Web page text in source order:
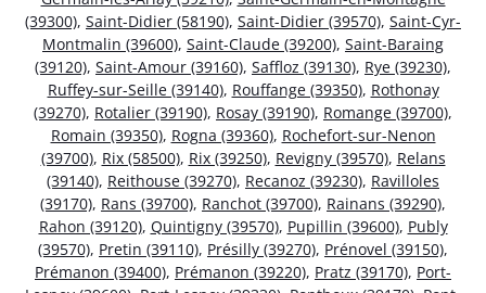
(39300), Saint-Didier (58190), Saint-Didier (39570), Saint-Cyr-
Montmalin (39600), Saint-Claude (39200), Saint-Baraing
(39120), Saint-Amour (39160), Saffloz (39130), Rye (39230),
Ruffey-sur-Seille (39140), Rouffange (39350), Rothonay
(39270), Rotalier (39190), Rosay (39190), Romange (39700),
Romain (39350), Rogna (39360), Rochefort-sur-Nenon
(39700), Rix (58500), Rix (39250), Revigny (39570), Relans
(39140), Reithouse (39270), Recanoz (39230), Ravilloles
(39170), Rans (39700), Ranchot (39700), Rainans (39290),
Rahon (39120), Quintigny (39570), Pupillin (39600), Publy
(39570), Pretin (39110), Présilly (39270), Prénovel (39150),
Prémanon (39400), Prémanon (39220), Pratz (39170), Port-